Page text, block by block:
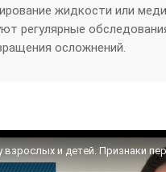
жидкости или
регулярные
осложнений.